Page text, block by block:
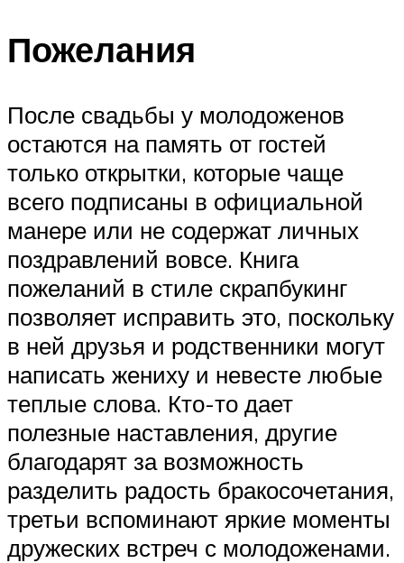
Пожелания
После свадьбы у молодоженов
остаются на память от гостей
только открытки, которые чаще
всего подписаны в официальной
манере или не содержат личных
поздравлений вовсе. Книга
пожеланий в стиле скрапбукинг
позволяет исправить это, поскольку
в ней друзья и родственники могут
написать жениху и невесте любые
теплые слова. Кто-то дает
полезные наставления, другие
благодарят за возможность
разделить радость бракосочетания,
третьи вспоминают яркие моменты
дружеских встреч с молодоженами.